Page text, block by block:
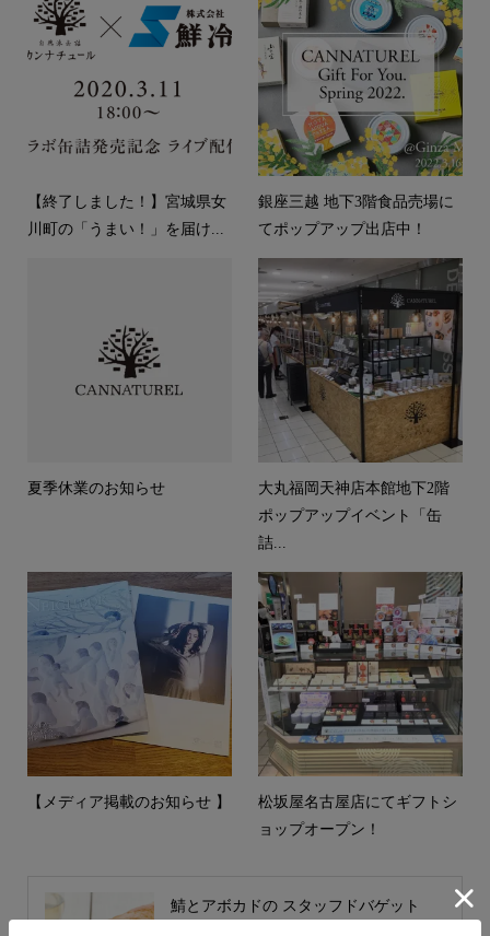
【終了しました！】宮城県女
川町の「うまい！」を届け...
銀座三越 地下3階食品売場に
てポップアップ出店中！
夏季休業のお知らせ
大丸福岡天神店本館地下2階
ポップアップイベント「缶
詰...
【メディア掲載のお知らせ 】
松坂屋名古屋店にてギフトシ
ョップオープン！
鯖とアボカドの スタッフドバゲット